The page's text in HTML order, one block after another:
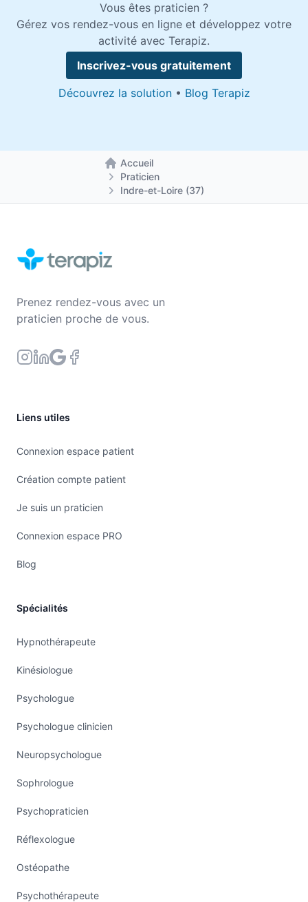
Vous êtes praticien ?
Gérez vos rendez-vous en ligne et développez votre
activité avec Terapiz.
Inscrivez-vous gratuitement
Découvrez la solution• Blog Terapiz
Accueil
Retour à la page d'accueil
Praticien
Indre-et-Loire (37)
Prenez rendez-vous avec un
praticien proche de vous.
Liens utiles
Connexion espace patient
Création compte patient
Je suis un praticien
Connexion espace PRO
Blog
Spécialités
Hypnothérapeute
Kinésiologue
Psychologue
Psychologue clinicien
Neuropsychologue
Sophrologue
Psychopraticien
Réflexologue
Ostéopathe
Psychothérapeute